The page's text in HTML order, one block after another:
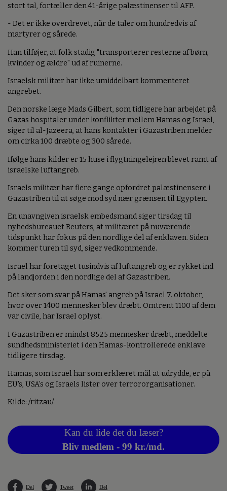
stort tal, fortæller den 41-årige palæstinenser til AFP.
- Det er ikke overdrevet, når de taler om hundredvis af
martyrer og sårede.
Han tilføjer, at folk stadig "transporterer resterne af børn,
kvinder og ældre" ud af ruinerne.
Israelsk militær har ikke umiddelbart kommenteret
angrebet.
Den norske læge Mads Gilbert, som tidligere har arbejdet på
Gazas hospitaler under konflikter mellem Hamas og Israel,
siger til al-Jazeera, at hans kontakter i Gazastriben melder
om cirka 100 dræbte og 300 sårede.
Ifølge hans kilder er 15 huse i flygtningelejren blevet ramt af
israelske luftangreb.
Israels militær har flere gange opfordret palæstinensere i
Gazastriben til at søge mod syd nær grænsen til Egypten.
En unavngiven israelsk embedsmand siger tirsdag til
nyhedsbureauet Reuters, at militæret på nuværende
tidspunkt har fokus på den nordlige del af enklaven. Siden
kommer turen til syd, siger vedkommende.
Israel har foretaget tusindvis af luftangreb og er rykket ind
på landjorden i den nordlige del af Gazastriben.
Det sker som svar på Hamas' angreb på Israel 7. oktober,
hvor over 1400 mennesker blev dræbt. Omtrent 1100 af dem
var civile, har Israel oplyst.
I Gazastriben er mindst 8525 mennesker dræbt, meddelte
sundhedsministeriet i den Hamas-kontrollerede enklave
tidligere tirsdag.
Hamas, som Israel har som erklæret mål at udrydde, er på
EU's, USA's og Israels lister over terrororganisationer.
Kilde: /ritzau/
Kan du lide det du læser?
Bliv medlem - 99 kr./md.
Del Tweet Del